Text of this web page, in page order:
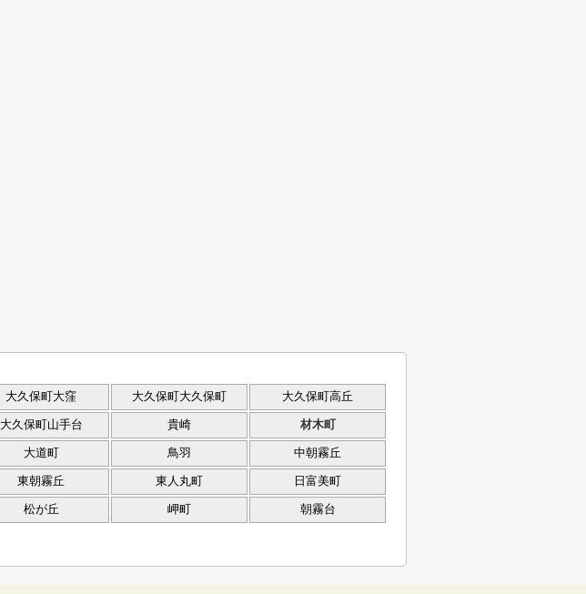
大久保町大窪 大久保町大久保町 大久保町高丘
大久保町山手台 貴崎 材木町
大道町 鳥羽 中朝霧丘
東朝霧丘 東人丸町 日富美町
松が丘 岬町 朝霧台